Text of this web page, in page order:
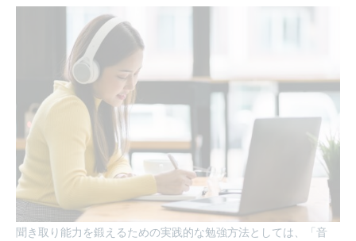
聞き取り能力を鍛えるための実践的な勉強方法としては、「音